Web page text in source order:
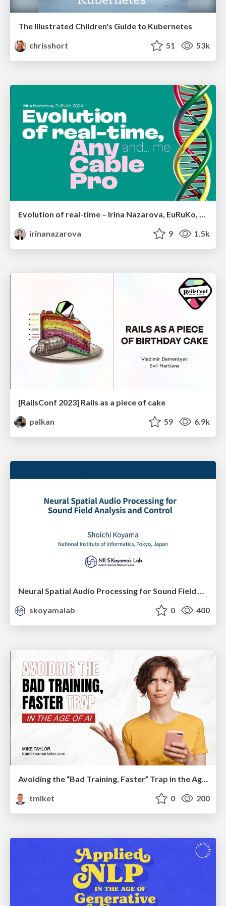
The Illustrated Children's Guide to Kubernetes
chrisshort
51 53k
Evolution of real-time – Irina Nazarova, EuRuKo, 2024
irinanazarova
9 1.5k
[RailsConf 2023] Rails as a piece of cake
palkan
59 6.9k
Neural Spatial Audio Processing for Sound Field Analysis and Control
skoyamalab
0 400
Avoiding the “Bad Training, Faster” Trap in the Age of AI
tmiket
0 200